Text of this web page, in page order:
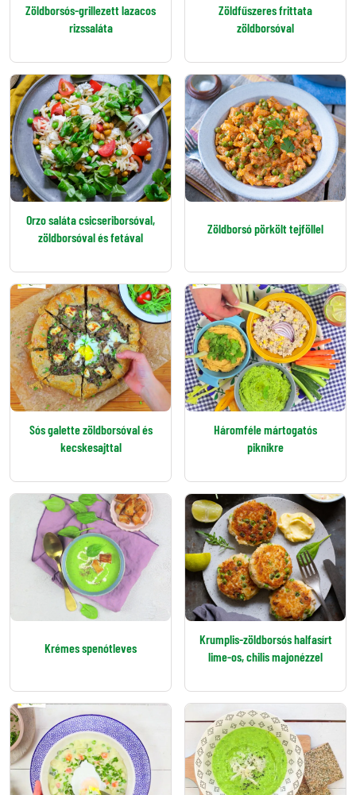
Zöldborsós-grillezett lazacos
rizssaláta
Zöldfűszeres frittata
zöldborsóval
Orzo saláta csicseriborsóval,
zöldborsóval és fetával
Zöldborsó pörkölt tejföllel
Sós galette zöldborsóval és
kecskesajttal
Háromféle mártogatós
piknikre
Krémes spenótleves
Krumplis-zöldborsós halfasírt
lime-os, chilis majonézzel